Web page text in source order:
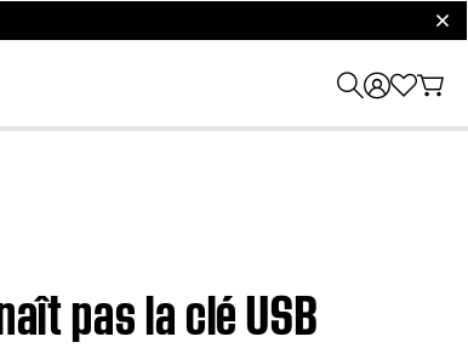
pas la clé USB